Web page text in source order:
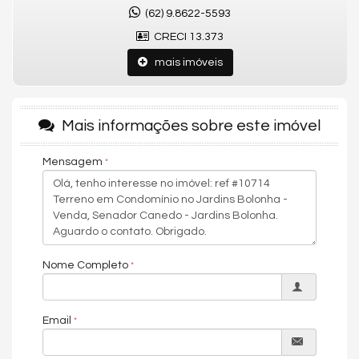
Condições de pagamento
360x de R$ 1.129,37| Plano facilitado direto com a FGR
Quadras esportivas | Academia | Playground | Espaço gourmet |
Jardins Bolonha | Senador Canedo
Condomínio consolidado em região de forte expansão, com
fácil acesso a Goiânia, excelente mobilidade e crescente
valorização imobiliária.
Agende sua visita noJardins Bolonhae conheça as condições
especiais de pagamento direto com a FGR.
Goiânia.
Valores e disponibilidade podem ser alterados sem aviso
prévio.
(62) 9.8622-5593
CRECI 13.373
mais imóveis
Mais informações sobre este imóvel
Mensagem
Nome Completo
Email